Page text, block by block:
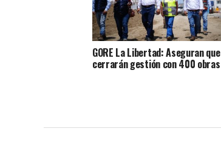
GORE La Libertad: Aseguran que
cerrarán gestión con 400 obras